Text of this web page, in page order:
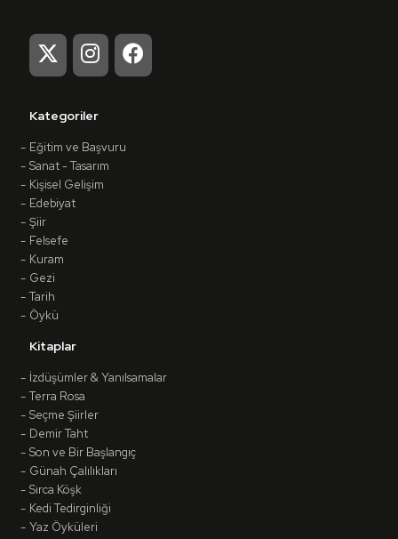
Kategoriler
Eğitim ve Başvuru
Sanat - Tasarım
Kişisel Gelişim
Edebiyat
Şiir
Felsefe
Kuram
Gezi
Tarih
Öykü
Kitaplar
İzdüşümler & Yanılsamalar
Terra Rosa
Seçme Şiirler
Demir Taht
Son ve Bir Başlangıç
Günah Çalılıkları
Sırca Köşk
Kedi Tedirginliği
Yaz Öyküleri